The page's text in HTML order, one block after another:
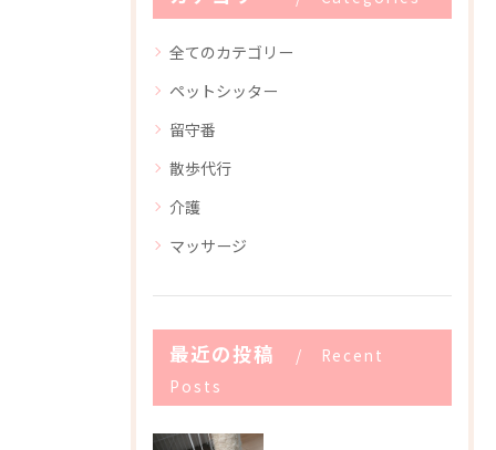
全てのカテゴリー
ペットシッター
留守番
散歩代行
介護
マッサージ
最近の投稿
Recent
Posts